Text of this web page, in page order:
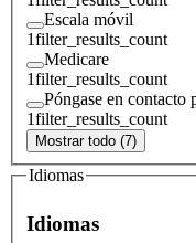
Escala móvil
1filter_results_count
Medicare
1filter_results_count
Póngase en contacto
1filter_results_count
Mostrar todo (7)
Idiomas
Idiomas